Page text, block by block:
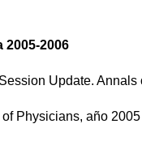
2006
Update.
Physicians, año 2005